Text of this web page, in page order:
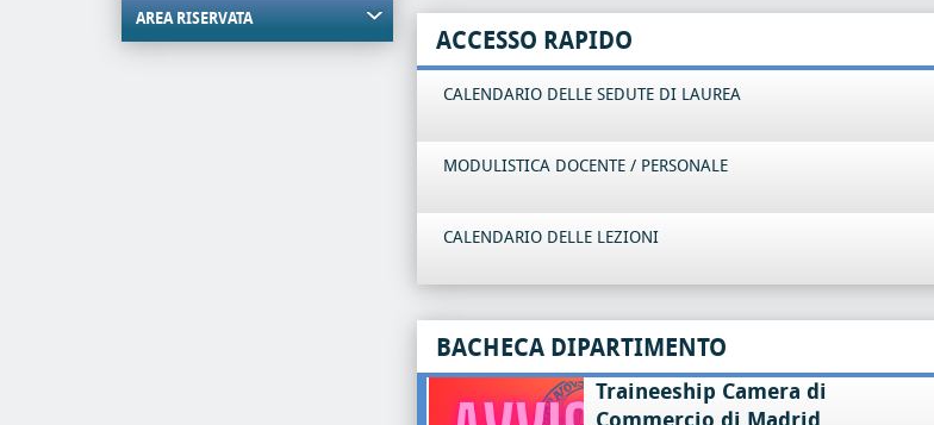
AREA RISERVATA
ACCESSO RAPIDO
CALENDARIO DELLE SEDUTE DI LAUREA
MODULISTICA DOCENTE / PERSONALE
CALENDARIO DELLE LEZIONI
BACHECA DIPARTIMENTO
Traineeship Camera di